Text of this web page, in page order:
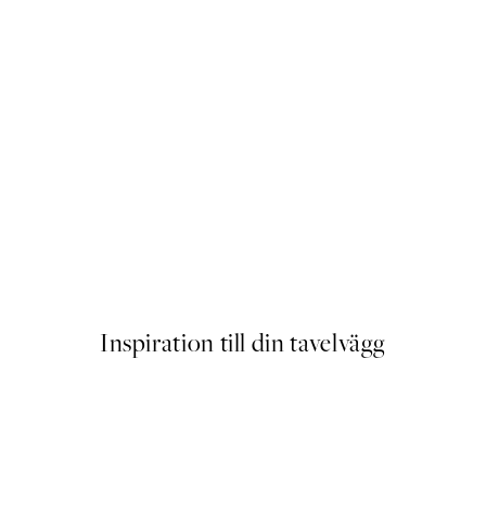
Inspiration till din tavelvägg